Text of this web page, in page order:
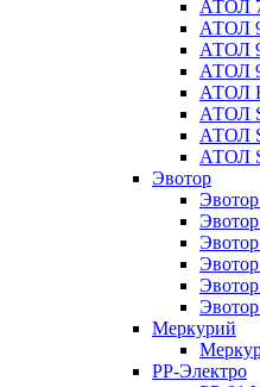
АТОЛ
АТОЛ
АТОЛ
АТОЛ
АТОЛ
АТОЛ
АТОЛ
АТОЛ
Эвотор
Меркурий
РР-Электро